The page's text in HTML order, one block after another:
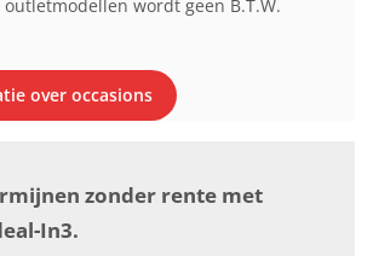
outletmodellen wordt geen B.T.W.
over occasions
zonder rente met
In3.